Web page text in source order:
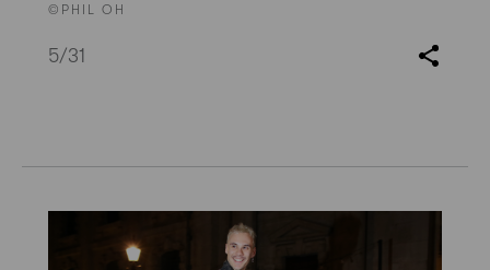
©PHIL OH
5/31